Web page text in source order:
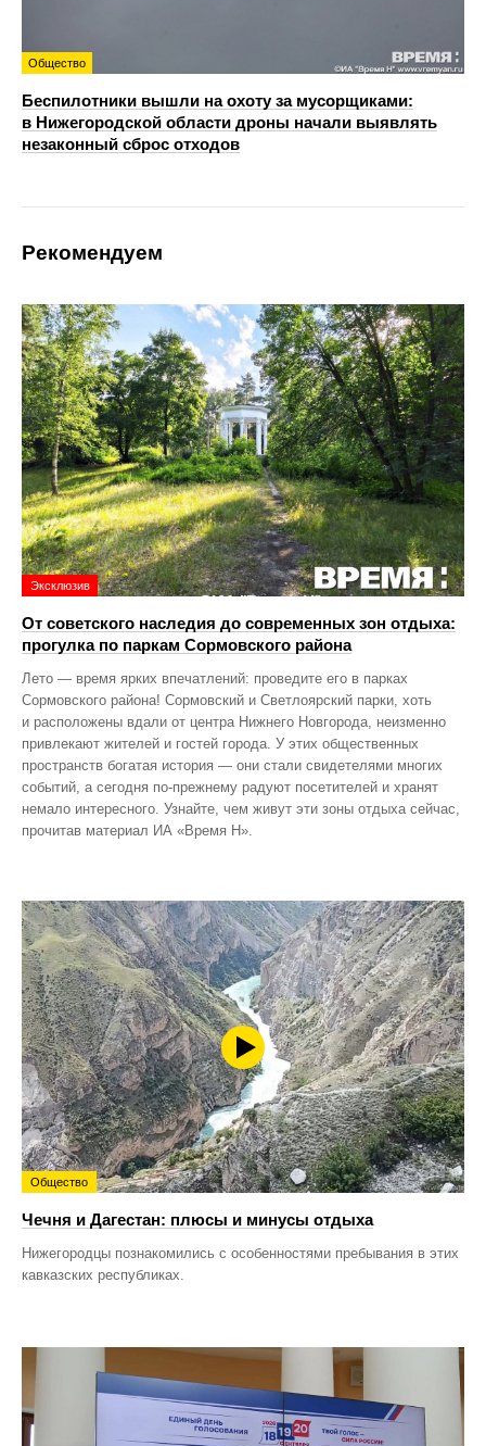
Общество
Беспилотники вышли на охоту за мусорщиками:
в Нижегородской области дроны начали выявлять
незаконный сброс отходов
Рекомендуем
Эксклюзив
От советского наследия до современных зон отдыха:
прогулка по паркам Сормовского района
Лето — время ярких впечатлений: проведите его в парках
Сормовского района! Сормовский и Светлоярский парки, хоть
и расположены вдали от центра Нижнего Новгорода, неизменно
привлекают жителей и гостей города. У этих общественных
пространств богатая история — они стали свидетелями многих
событий, а сегодня по‑прежнему радуют посетителей и хранят
немало интересного. Узнайте, чем живут эти зоны отдыха сейчас,
прочитав материал ИА «Время Н».
Общество
Чечня и Дагестан: плюсы и минусы отдыха
Нижегородцы познакомились с особенностями пребывания в этих
кавказских республиках.